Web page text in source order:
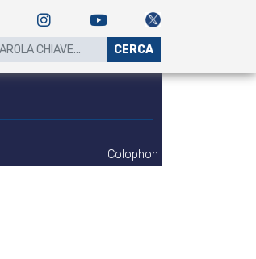
CERCA
Colophon